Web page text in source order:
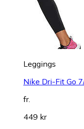
Leggings
Nike Dri-Fit Go
fr.
449 kr